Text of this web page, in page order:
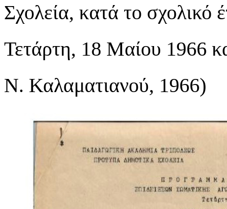
Σχολεία, κατά το σχολικό
Τετάρτη, 18 Μαίου 1966
Ν. Καλαματιανού, 1966)